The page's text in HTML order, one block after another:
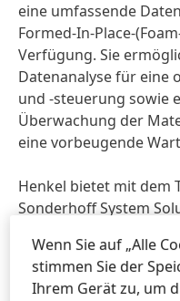
eine umfassende
Formed-In-Place-
Verfügung. Sie
Datenanalyse für eine
und -steuerung sowie
Überwachung der
eine vorbeugende
Henkel bietet mit dem
Sonderhoff System
Vergusslösungen,
Automation aus einer
Wahl zwischen dem
Wenn Sie auf „Alle
stimmen Sie der
Ihrem Gerät zu, um